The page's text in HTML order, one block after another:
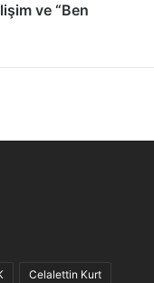
ve “Ben
Celalettin Kurt